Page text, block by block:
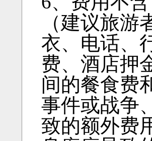
（建议旅
衣、电话、
费、酒店押
间的餐食费
事件或战争
致的额外费